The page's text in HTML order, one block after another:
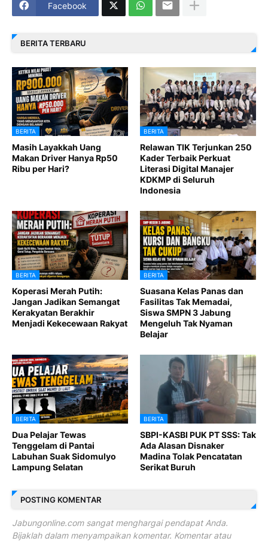
Facebook
BERITA TERBARU
BERITA
Masih Layakkah Uang
Makan Driver Hanya Rp50
Ribu per Hari?
BERITA
Relawan TIK Terjunkan 250
Kader Terbaik Perkuat
Literasi Digital Manajer
KDKMP di Seluruh
Indonesia
BERITA
Koperasi Merah Putih:
Jangan Jadikan Semangat
Kerakyatan Berakhir
Menjadi Kekecewaan Rakyat
BERITA
Suasana Kelas Panas dan
Fasilitas Tak Memadai,
Siswa SMPN 3 Jabung
Mengeluh Tak Nyaman
Belajar
BERITA
Dua Pelajar Tewas
Tenggelam di Pantai
Labuhan Suak Sidomulyo
Lampung Selatan
BERITA
SBPI-KASBI PUK PT SSS: Tak
Ada Alasan Disnaker
Madina Tolak Pencatatan
Serikat Buruh
POSTING KOMENTAR
Jabungonline.com sangat menghargai pendapat Anda.
Bijaklah dalam menyampaikan komentar. Komentar atau